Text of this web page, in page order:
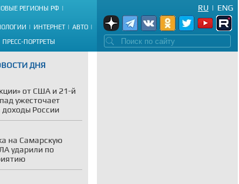
РЕГИОНЫ РФ
ИНТЕРНЕТ АВТО
ПРЕСС-ПОРТРЕТЫ
ENG
|
RU
ДНЯ
от США и 21-й
ужесточает
доходы России
на Самарскую
ударили по